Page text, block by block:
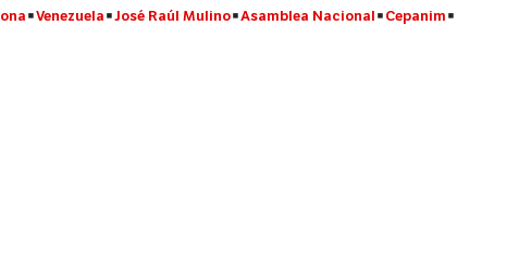
Venezuela José Raúl Mulino Asamblea Nacional Cepanim